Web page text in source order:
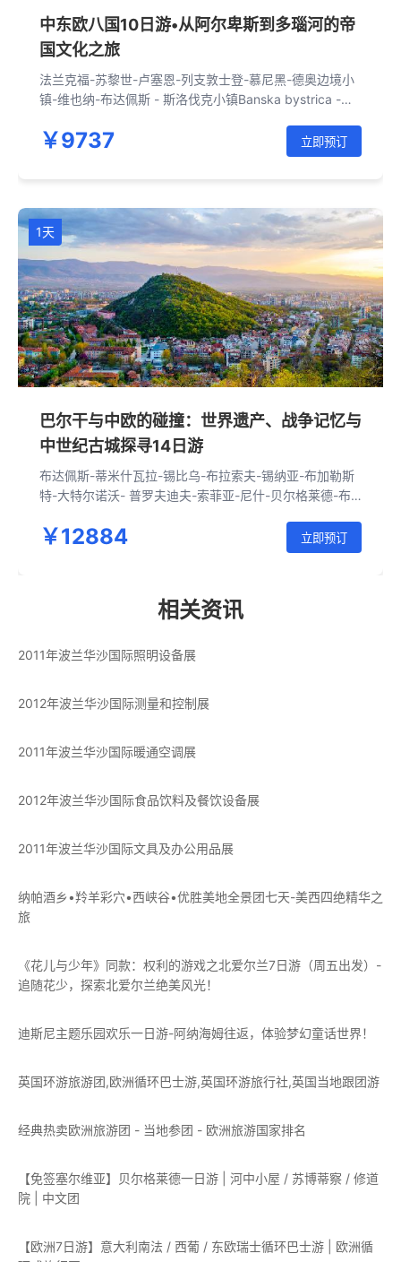
中东欧八国10日游•从阿尔卑斯到多瑙河的帝
国文化之旅
法兰克福-苏黎世-卢塞恩-列支敦士登-慕尼黑-德奥边境小
镇-维也纳-布达佩斯 - 斯洛伐克小镇Banska bystrica -克
布杰约维采-维也纳
￥9737 立即预订
1天
巴尔干与中欧的碰撞：世界遗产、战争记忆与
中世纪古城探寻14日游
布达佩斯-蒂米什瓦拉-锡比乌-布拉索夫-锡纳亚-布加勒斯
特-大特尔诺沃- 普罗夫迪夫-索菲亚-尼什-贝尔格莱德-布
辛-华沙-弗罗茨瓦夫 -布拉格-克鲁姆洛夫-布杰约维采-维
￥12884 立即预订
相关资讯
2011年波兰华沙国际照明设备展
2012年波兰华沙国际测量和控制展
2011年波兰华沙国际暖通空调展
2012年波兰华沙国际食品饮料及餐饮设备展
2011年波兰华沙国际文具及办公用品展
纳帕酒乡•羚羊彩穴•西峡谷•优胜美地全景团七天-美西四绝精华之
旅
《花儿与少年》同款：权利的游戏之北爱尔兰7日游（周五出发）-
追随花少，探索北爱尔兰绝美风光！
迪斯尼主题乐园欢乐一日游-阿纳海姆往返，体验梦幻童话世界！
英国环游旅游团,欧洲循环巴士游,英国环游旅行社,英国当地跟团游
经典热卖欧洲旅游团 - 当地参团 - 欧洲旅游国家排名
【免签塞尔维亚】贝尔格莱德一日游 | 河中小屋 / 苏博蒂察 / 修道
院 | 中文团
【欧洲7日游】意大利南法 / 西葡 / 东欧瑞士循环巴士游 | 欧洲循